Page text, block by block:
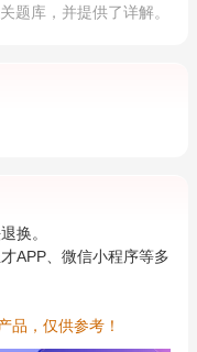
题库，并提供了详解。
换。
APP、微信小程序等多
品，仅供参考！